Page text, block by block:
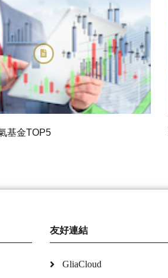
基金TOP5
友好連結
GliaCloud